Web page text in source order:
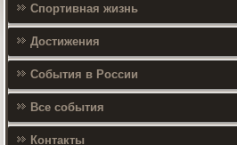
Спортивная жизнь
Достижения
События в России
Все события
Контакты